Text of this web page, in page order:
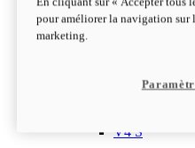
V4
229 Kg
V4 S
pour améliorer la navigation sur
marketing.